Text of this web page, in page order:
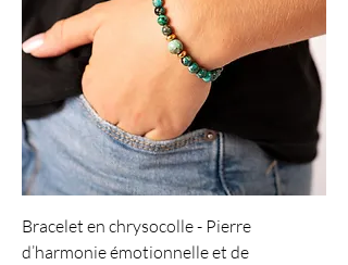
Bracelet en chrysocolle - Pierre
d’harmonie émotionnelle et de